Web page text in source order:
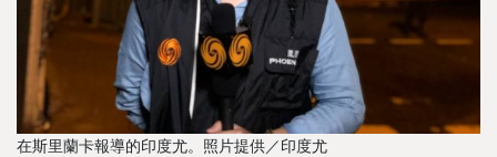
在斯里蘭卡報導的印度尤。照片提供／印度尤